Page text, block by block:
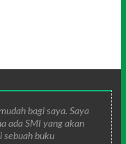
bagi saya. Saya
ada SMI yang akan
sebuah buku